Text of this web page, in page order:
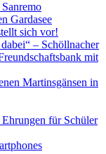
Gardasee
sich vor!
– Schöllnacher
mit
Martinsgänsen in
für Schüler